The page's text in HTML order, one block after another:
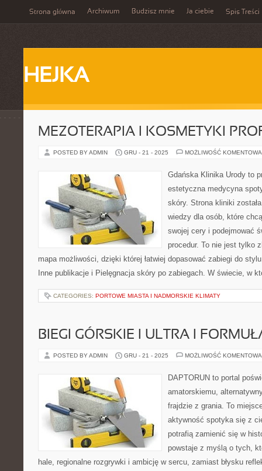
Strona główna Archiwum Budzisz mnie Ja ciebie Spis Treści
HEJKA
MEZOTERAPIA I KOSMETYKI
POSTED BY ADMIN GRU - 21 - 2025 MOŻLIWOŚĆ
Gdańska Klinika Urody to
estetyczna medycyna
skóry. Strona kliniki
wiedzy dla osób, które
swojej cery i podejmować
procedur. To nie jest tylko
mapa możliwości, dzięki której łatwiej dopasować zabiegi do
Inne publikacje i Pielęgnacja skóry po zabiegach. W świecie, w
CATEGORIES: PORTOWE MIASTA I NADMORSKIE KLIMATY
BIEGI GÓRSKIE I ULTRA I
POSTED BY ADMIN GRU - 21 - 2025 MOŻLIWOŚĆ
DAPTORUN to portal
amatorskiemu,
frajdzie z grania. To
aktywność spotyka się z
potrafią zamienić się w
powstaje z myślą o tych,
hale, regionalne rozgrywki i ambicję w sercu, zamiast błysku